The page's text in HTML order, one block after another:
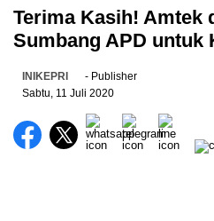
Terima Kasih! Amtek
Sumbang APD untuk
INIKEPRI
- Publisher
Sabtu, 11 Juli 2020